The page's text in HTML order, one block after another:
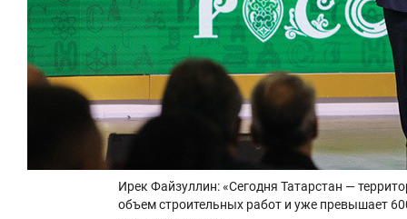
Ирек Файзуллин: «Сегодня Татарстан —
объем строительных работ и уже превышает